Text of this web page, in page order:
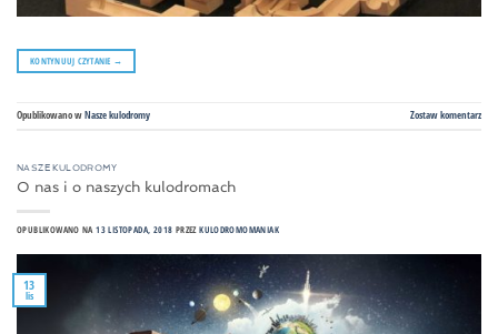
KONTYNUUJ CZYTANIE →
Opublikowano wNasze kulodromy Zostaw komentarz
NASZE KULODROMY
O nas i o naszych kulodromach
OPUBLIKOWANO NA13 LISTOPADA, 2018 PRZEZKULODROMOMANIAK
13
lis